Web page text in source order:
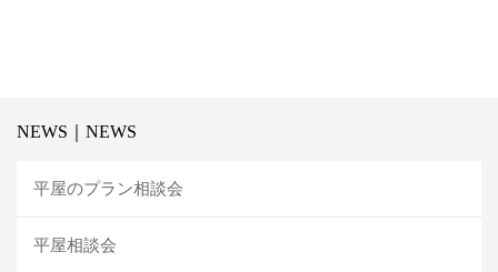
NEWS｜NEWS
平屋のプラン相談会
平屋相談会